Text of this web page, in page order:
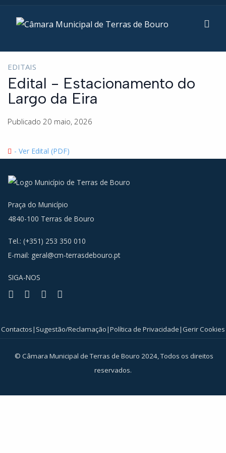
EDITAIS
Edital - Estacionamento do
Largo da Eira
Publicado 20 maio, 2026
- Ver Edital (PDF)
Praça do Município
4840-100 Terras de Bouro
Tel.: (+351) 253 350 010
E-mail: geral@cm-terrasdebouro.pt
SIGA-NOS
Facebook
Youtube
Instagram
© Câmara Municipal de Terras de Bouro 2024, Todos os direitos
reservados.
Contactos| Sugestão/Reclamação|Política de Privacidade|Gerir Cookies